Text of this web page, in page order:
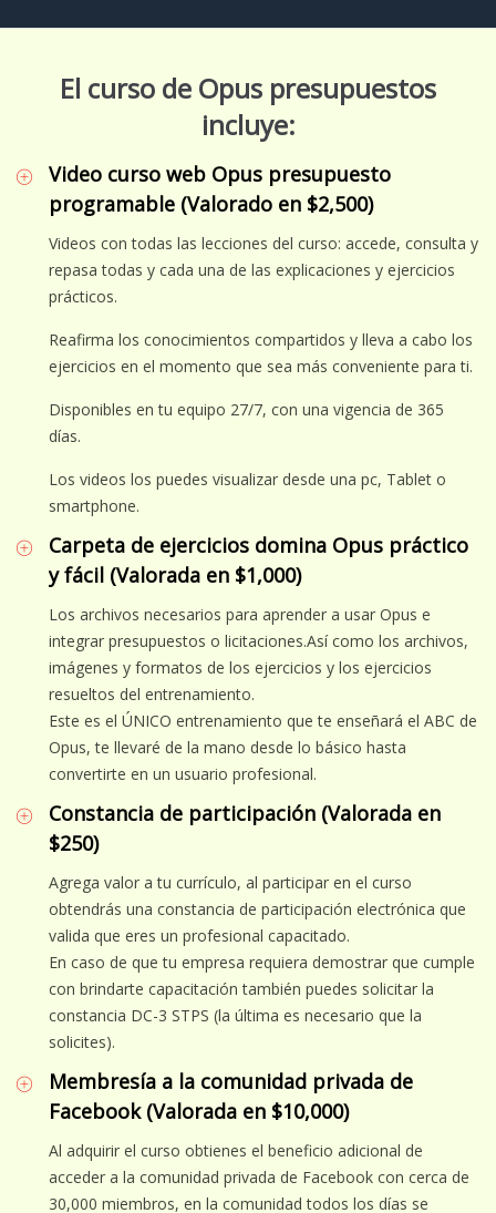
El curso de Opus presupuestos
incluye:
Video curso web Opus presupuesto
programable (Valorado en $2,500)
Videos con todas las lecciones del curso: accede, consulta y
repasa todas y cada una de las explicaciones y ejercicios
prácticos.
Reafirma los conocimientos compartidos y lleva a cabo los
ejercicios en el momento que sea más conveniente para ti.
Disponibles en tu equipo 27/7, con una vigencia de 365
días.
Los videos los puedes visualizar desde una pc, Tablet o
smartphone.
Carpeta de ejercicios domina Opus práctico
y fácil (Valorada en $1,000)
Los archivos necesarios para aprender a usar Opus e
integrar presupuestos o licitaciones.Así como los archivos,
imágenes y formatos de los ejercicios y los ejercicios
resueltos del entrenamiento.
Este es el ÚNICO entrenamiento que te enseñará el ABC de
Opus, te llevaré de la mano desde lo básico hasta
convertirte en un usuario profesional.
Constancia de participación (Valorada en
$250)
Agrega valor a tu currículo, al participar en el curso
obtendrás una constancia de participación electrónica que
valida que eres un profesional capacitado.
En caso de que tu empresa requiera demostrar que cumple
con brindarte capacitación también puedes solicitar la
constancia DC-3 STPS (la última es necesario que la
solicites).
Membresía a la comunidad privada de
Facebook (Valorada en $10,000)
Al adquirir el curso obtienes el beneficio adicional de
acceder a la comunidad privada de Facebook con cerca de
30,000 miembros, en la comunidad todos los días se